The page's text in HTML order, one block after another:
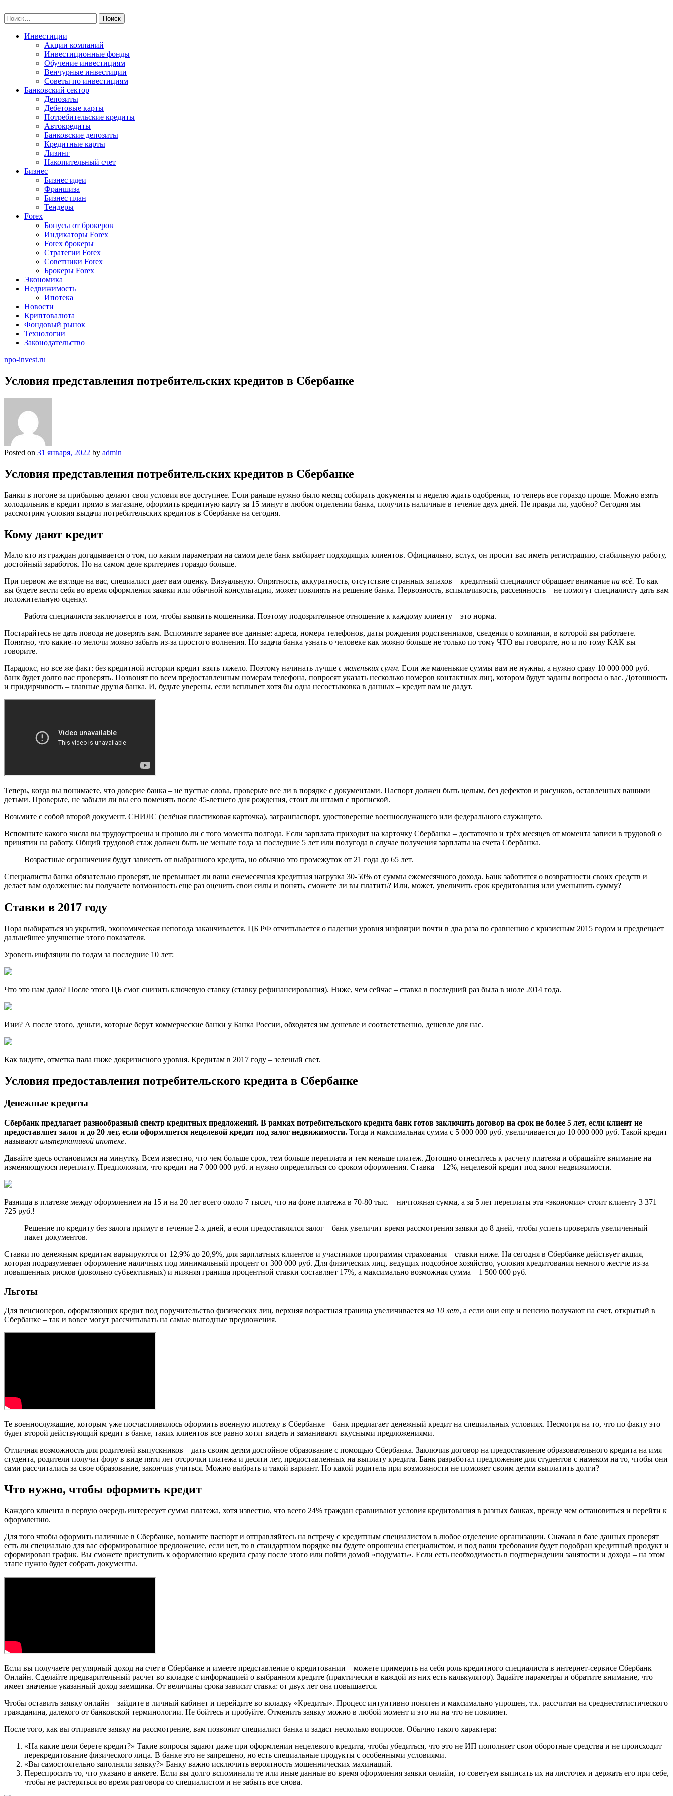
to
content
Найти:
Инвестиции
Акции компаний
Инвестиционные фонды
Обучение инвестициям
Венчурные инвестиции
Советы по инвестициям
Банковский сектор
Депозиты
Дебетовые карты
Потребительские кредиты
Автокредиты
Банковские депозиты
Кредитные карты
Лизинг
Накопительный счет
Бизнес
Бизнес идеи
Франшиза
Бизнес план
Тендеры
Forex
Бонусы от брокеров
Индикаторы Forex
Forex брокеры
Стратегии Forex
Советники Forex
Брокеры Forex
Экономика
Недвижимость
Ипотека
Новости
Криптовалюта
Фондовый рынок
Технологии
Законодательство
npo-invest.ru
Условия представления потребительских кредитов в Сбербанке
Posted on 31 января, 2022 by admin
Условия представления потребительских кредитов в Сбербанке
Банки в погоне за прибылью делают свои условия все доступнее. Если раньше нужно было месяц собирать документы и неделю ждать одобрения, то теперь все гораздо проще. Можно взять
холодильник в кредит прямо в магазине, оформить кредитную карту за 15 минут в любом отделении банка, получить наличные в течение двух дней. Не правда ли, удобно? Сегодня мы
рассмотрим условия выдачи потребительских кредитов в Сбербанке на сегодня.
Кому дают кредит
Мало кто из граждан догадывается о том, по каким параметрам на самом деле банк выбирает подходящих клиентов. Официально, вслух, он просит вас иметь регистрацию, стабильную работу,
достойный заработок. Но на самом деле критериев гораздо больше.
При первом же взгляде на вас, специалист дает вам оценку. Визуальную. Опрятность, аккуратность, отсутствие странных запахов – кредитный специалист обращает внимание на всё. То как
вы будете вести себя во время оформления заявки или обычной консультации, может повлиять на решение банка. Нервозность, вспыльчивость, рассеянность – не помогут специалисту дать вам
положительную оценку.
Работа специалиста заключается в том, чтобы выявить мошенника. Поэтому подозрительное отношение к каждому клиенту – это норма.
Постарайтесь не дать повода не доверять вам. Вспомните заранее все данные: адреса, номера телефонов, даты рождения родственников, сведения о компании, в которой вы работаете.
Понятно, что какие-то мелочи можно забыть из-за простого волнения. Но задача банка узнать о человеке как можно больше не только по тому ЧТО вы говорите, но и по тому КАК вы
говорите.
Парадокс, но все же факт: без кредитной истории кредит взять тяжело. Поэтому начинать лучше с маленьких сумм. Если же маленькие суммы вам не нужны, а нужно сразу 10 000 000 руб. –
банк будет долго вас проверять. Позвонят по всем предоставленным номерам телефона, попросят указать несколько номеров контактных лиц, котором будут заданы вопросы о вас. Дотошность
и придирчивость – главные друзья банка. И, будьте уверены, если всплывет хотя бы одна несостыковка в данных – кредит вам не дадут.
Теперь, когда вы понимаете, что доверие банка – не пустые слова, проверьте все ли в порядке с документами. Паспорт должен быть целым, без дефектов и рисунков, оставленных вашими
детьми. Проверьте, не забыли ли вы его поменять после 45-летнего дня рождения, стоит ли штамп с пропиской.
Возьмите с собой второй документ. СНИЛС (зелёная пластиковая карточка), загранпаспорт, удостоверение военнослужащего или федерального служащего.
Вспомните какого числа вы трудоустроены и прошло ли с того момента полгода. Если зарплата приходит на карточку Сбербанка – достаточно и трёх месяцев от момента записи в трудовой о
принятии на работу. Общий трудовой стаж должен быть не меньше года за последние 5 лет или полугода в случае получения зарплаты на счета Сбербанка.
Возрастные ограничения будут зависеть от выбранного кредита, но обычно это промежуток от 21 года до 65 лет.
Специалисты банка обязательно проверят, не превышает ли ваша ежемесячная кредитная нагрузка 30-50% от суммы ежемесячного дохода. Банк заботится о возвратности своих средств и
делает вам одолжение: вы получаете возможность еще раз оценить свои силы и понять, сможете ли вы платить? Или, может, увеличить срок кредитования или уменьшить сумму?
Ставки в 2017 году
Пора выбираться из укрытий, экономическая непогода заканчивается. ЦБ РФ отчитывается о падении уровня инфляции почти в два раза по сравнению с кризисным 2015 годом и предвещает
дальнейшее улучшение этого показателя.
Уровень инфляции по годам за последние 10 лет:
Что это нам дало? После этого ЦБ смог снизить ключевую ставку (ставку рефинансирования). Ниже, чем сейчас – ставка в последний раз была в июле 2014 года.
Иии? А после этого, деньги, которые берут коммерческие банки у Банка России, обходятся им дешевле и соответственно, дешевле для нас.
Как видите, отметка пала ниже докризисного уровня. Кредитам в 2017 году – зеленый свет.
Условия предоставления потребительского кредита в Сбербанке
Денежные кредиты
Сбербанк предлагает разнообразный спектр кредитных предложений. В рамках потребительского кредита банк готов заключить договор на срок не более 5 лет, если клиент не
предоставляет залог и до 20 лет, если оформляется нецелевой кредит под залог недвижимости. Тогда и максимальная сумма с 5 000 000 руб. увеличивается до 10 000 000 руб. Такой кредит
называют альтернативой ипотеке.
Давайте здесь остановимся на минутку. Всем известно, что чем больше срок, тем больше переплата и тем меньше платеж. Дотошно отнеситесь к расчету платежа и обращайте внимание на
изменяющуюся переплату. Предположим, что кредит на 7 000 000 руб. и нужно определиться со сроком оформления. Ставка – 12%, нецелевой кредит под залог недвижимости.
Разница в платеже между оформлением на 15 и на 20 лет всего около 7 тысяч, что на фоне платежа в 70-80 тыс. – ничтожная сумма, а за 5 лет переплаты эта «экономия» стоит клиенту 3 371
725 руб.!
Решение по кредиту без залога примут в течение 2-х дней, а если предоставлялся залог – банк увеличит время рассмотрения заявки до 8 дней, чтобы успеть проверить увеличенный
пакет документов.
Ставки по денежным кредитам варьируются от 12,9% до 20,9%, для зарплатных клиентов и участников программы страхования – ставки ниже. На сегодня в Сбербанке действует акция,
которая подразумевает оформление наличных под минимальный процент от 300 000 руб. Для физических лиц, ведущих подсобное хозяйство, условия кредитования немного жестче из-за
повышенных рисков (довольно субъективных) и нижняя граница процентной ставки составляет 17%, а максимально возможная сумма – 1 500 000 руб.
Льготы
Для пенсионеров, оформляющих кредит под поручительство физических лиц, верхняя возрастная граница увеличивается на 10 лет, а если они еще и пенсию получают на счет, открытый в
Сбербанке – так и вовсе могут рассчитывать на самые выгодные предложения.
Те военнослужащие, которым уже посчастливилось оформить военную ипотеку в Сбербанке – банк предлагает денежный кредит на специальных условиях. Несмотря на то, что по факту это
будет второй действующий кредит в банке, таких клиентов все равно хотят видеть и заманивают вкусными предложениями.
Отличная возможность для родителей выпускников – дать своим детям достойное образование с помощью Сбербанка. Заключив договор на предоставление образовательного кредита на имя
студента, родители получат фору в виде пяти лет отсрочки платежа и десяти лет, предоставленных на выплату кредита. Банк разработал предложение для студентов с намеком на то, чтобы они
сами рассчитались за свое образование, закончив учиться. Можно выбрать и такой вариант. Но какой родитель при возможности не поможет своим детям выплатить долги?
Что нужно, чтобы оформить кредит
Каждого клиента в первую очередь интересует сумма платежа, хотя известно, что всего 24% граждан сравнивают условия кредитования в разных банках, прежде чем остановиться и перейти к
оформлению.
Для того чтобы оформить наличные в Сбербанке, возьмите паспорт и отправляйтесь на встречу с кредитным специалистом в любое отделение организации. Сначала в базе данных проверят
есть ли специально для вас сформированное предложение, если нет, то в стандартном порядке вы будете опрошены специалистом, и под ваши требования будет подобран кредитный продукт и
сформирован график. Вы сможете приступить к оформлению кредита сразу после этого или пойти домой «подумать». Если есть необходимость в подтверждении занятости и дохода – на этом
этапе нужно будет собрать документы.
Если вы получаете регулярный доход на счет в Сбербанке и имеете представление о кредитовании – можете примерить на себя роль кредитного специалиста в интернет-сервисе Сбербанк
Онлайн. Сделайте предварительный расчет во вкладке с информацией о выбранном кредите (практически в каждой из них есть калькулятор). Задайте параметры и обратите внимание, что
имеет значение указанный доход заемщика. От величины срока зависит ставка: от двух лет она повышается.
Чтобы оставить заявку онлайн – зайдите в личный кабинет и перейдите во вкладку «Кредиты». Процесс интуитивно понятен и максимально упрощен, т.к. рассчитан на среднестатистического
гражданина, далекого от банковской терминологии. Не бойтесь и пробуйте. Отменить заявку можно в любой момент и это ни на что не повлияет.
После того, как вы отправите заявку на рассмотрение, вам позвонит специалист банка и задаст несколько вопросов. Обычно такого характера:
«На какие цели берете кредит?» Такие вопросы задают даже при оформлении нецелевого кредита, чтобы убедиться, что это не ИП пополняет свои оборотные средства и не происходит
перекредитование физического лица. В банке это не запрещено, но есть специальные продукты с особенными условиями.
«Вы самостоятельно заполняли заявку?» Банку важно исключить вероятность мошеннических махинаций.
Переспросить то, что указано в анкете. Если вы долго вспоминали те или иные данные во время оформления заявки онлайн, то советуем выписать их на листочек и держать его при себе,
чтобы не растеряться во время разговора со специалистом и не забыть все снова.